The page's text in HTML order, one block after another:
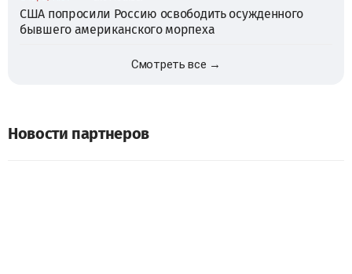
США попросили Россию освободить осужденного
бывшего американского морпеха
Смотреть все →
Новости партнеров